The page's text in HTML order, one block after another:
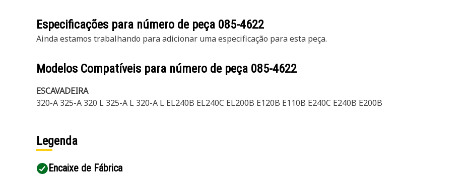
Especificações para número de peça 085-4622
Ainda estamos trabalhando para adicionar uma especificação para esta peça.
Modelos Compatíveis para número de peça 085-4622
ESCAVADEIRA
320-A 325-A 320 L 325-A L 320-A L EL240B EL240C EL200B E120B E110B E240C E240B E200B
Legenda
Encaixe de Fábrica